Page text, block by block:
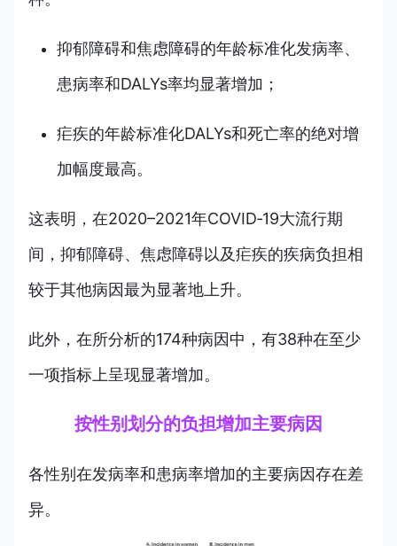
抑郁障碍和焦虑障碍的年龄标准化发病率、
患病率和DALYs率均显著增加；
疟疾的年龄标准化DALYs和死亡率的绝对增
加幅度最高。
这表明，在2020–2021年COVID‑19大流行期
间，抑郁障碍、焦虑障碍以及疟疾的疾病负担相
较于其他病因最为显著地上升。
此外，在所分析的174种病因中，有38种在至少
一项指标上呈现显著增加。
按性别划分的负担增加主要病因
各性别在发病率和患病率增加的主要病因存在差
异。